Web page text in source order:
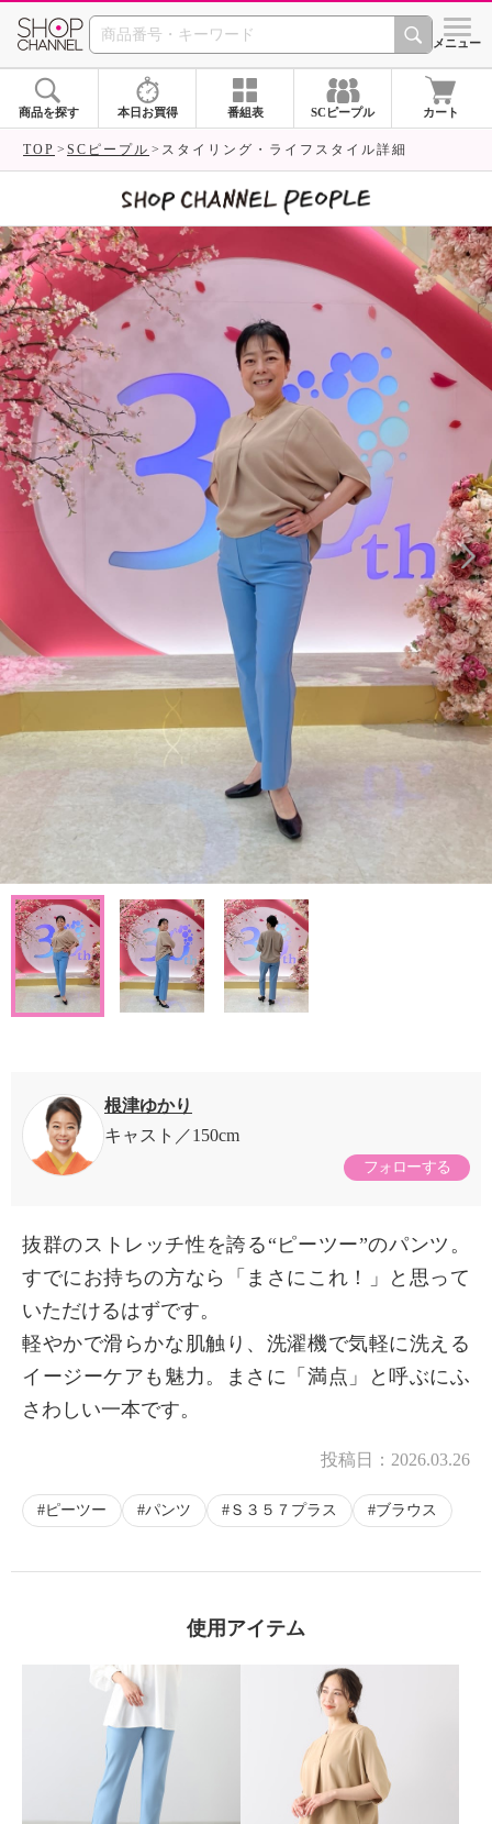
SHOP CHANNEL シメニュー
商品を探す 本日お買得 番組表 SCピープル カート
TOP SCピープル スタイリング・ライフスタイル詳細
根津ゆかり
キャスト
150cm
フォローする
抜群のストレッチ性を誇る“ピーツー”のパンツ。
すでにお持ちの方なら「まさにこれ！」と思って
いただけるはずです。
軽やかで滑らかな肌触り、洗濯機で気軽に洗える
イージーケアも魅力。まさに「満点」と呼ぶにふ
さわしい一本です。
投稿日： 2026.03.26
ピーツー パンツ Ｓ３５７プラス ブラウス
使用アイテム